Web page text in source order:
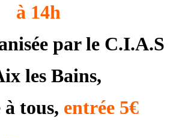
à 14h
par le C.I.A.S
les Bains,
tous, entrée 5€